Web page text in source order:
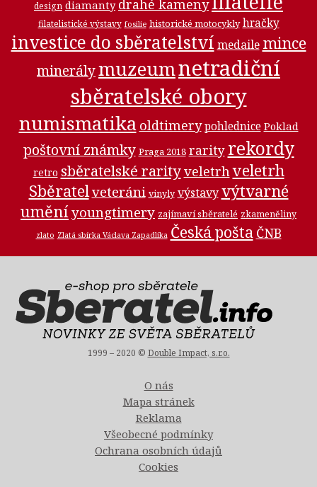
design diamanty drahé kameny
filatelistické výstavy fosilie historické motocykly hračky
investice do sběratelství medaile mince
minerálymuzeumnetradiční
sběratelské obory
numismatika oldtimery pohlednice Poklad
poštovní známky Praga 2018 rarity rekordy
retro sběratelské rarityveletrhveletrh
Sběratelveteráni vinyly výstavy výtvarné
uměníyoungtimery zajímaví sběratelé zkameněliny
zlato Zlatá sbírka Václava Zapadlíka Česká pošta ČNB
1999 – 2020 © Double Impact, s.r.o.
O nás
Mapa stránek
Reklama
Všeobecné podmínky
Ochrana osobních údajů
Cookies